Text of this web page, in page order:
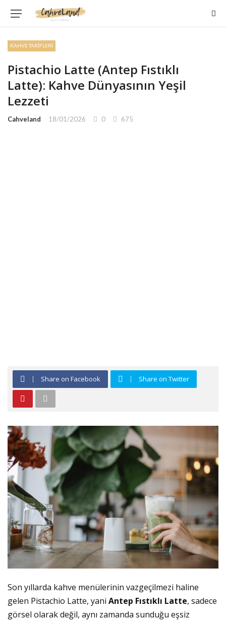
KAHVE TARIFLERI
Pistachio Latte (Antep Fıstıklı
Latte): Kahve Dünyasının Yeşil
Lezzeti
Cahveland 18/01/2026 0 675
Share on Facebook Share on Twitter
Son yıllarda kahve menülerinin vazgeçilmezi haline
gelen Pistachio Latte, yani Antep Fıstıklı Latte, sadece
görsel olarak değil, aynı zamanda sunduğu eşsiz